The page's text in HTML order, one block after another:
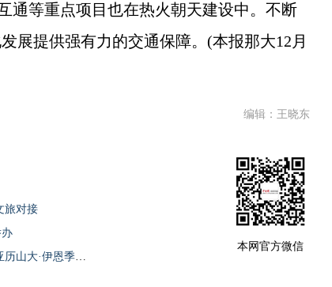
通等重点项目也在热火朝天建设中。不断
展提供强有力的交通保障。(本报那大12月
编辑：王晓东
旅对接
海南儋州第十六届超霸战收官 塞尔维亚棋手亚历山大·伊恩季奇夺冠
本网官方微信